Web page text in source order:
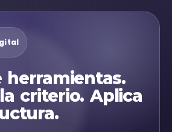
herramientas.
criterio. Aplica